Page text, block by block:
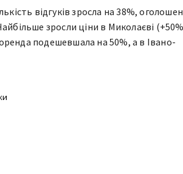
відгуків зросла на 38%,
зросли ціни в Миколаєві
подешевшала на 50%, а в Івано-